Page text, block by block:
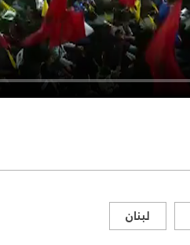
لبنان